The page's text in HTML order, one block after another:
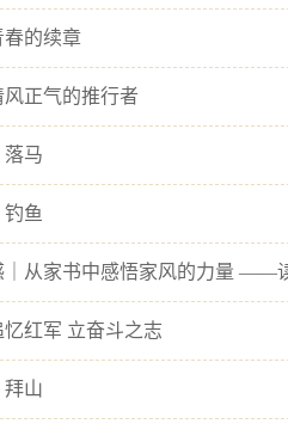
春的续章
风正气的推行者
落马
钓鱼
｜从家书中感悟家风的力量 ——
忆红军 立奋斗之志
拜山